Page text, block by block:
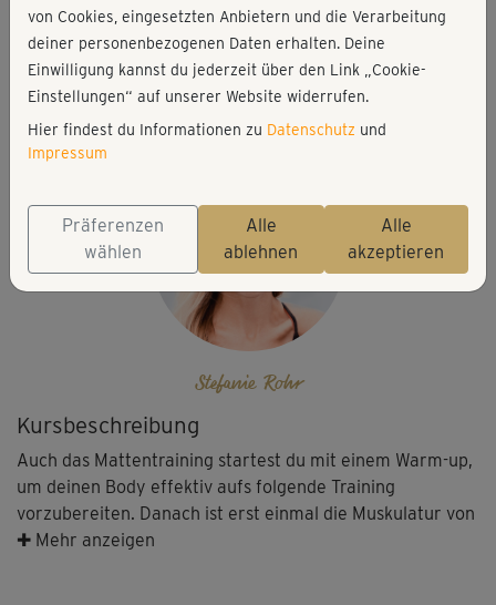
Kursbeschreibung
Auch das Mattentraining startest du mit einem Warm-up,
um deinen Body effektiv aufs folgende Training
vorzubereiten. Danach ist erst einmal die Muskulatur von
Beinen und Po dran mit kraftvollen Moves, wie dem
✚ Mehr anzeigen
40 Min
218 kcal
Stefanie Rohr
Matte
Stefanie Rohr
von Cookies, eingesetzten Anbietern und die Verarbeitung
deiner personenbezogenen Daten erhalten. Deine
Einwilligung kannst du jederzeit über den Link „Cookie-
Einstellungen“ auf unserer Website widerrufen.
Hier findest du Informationen zu Datenschutz und
Impressum
Präferenzen
wählen
Alle
ablehnen
Alle
akzeptieren